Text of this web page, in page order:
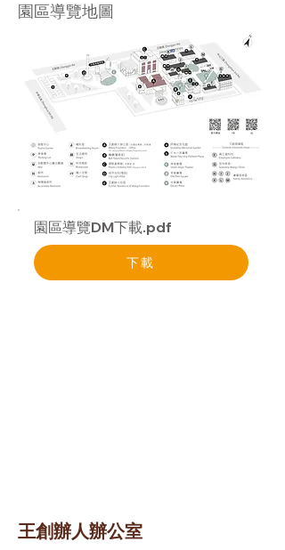
園區導覽地圖
園區導覽DM下載.pdf
下載
王創辦人辦公室